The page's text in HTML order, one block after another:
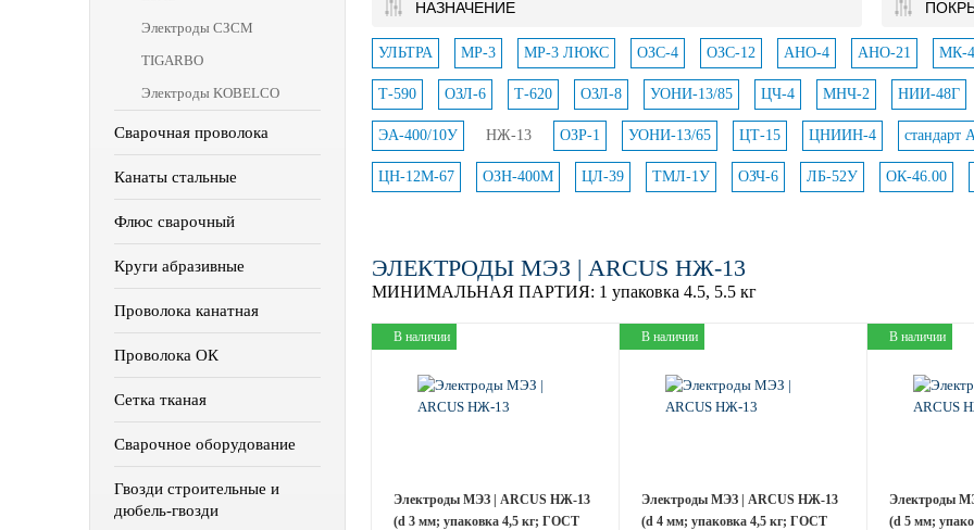
Электроды СЗСМ
TIGARBO
Электроды KOBELCO
Сварочная проволока
Канаты стальные
Флюс сварочный
Круги абразивные
Проволока канатная
Проволока ОК
Сетка тканая
Сварочное оборудование
Гвозди строительные и
дюбель-гвозди
НАЗНАЧЕНИЕ
УЛЬТРА МР-3 МР-3 ЛЮКС ОЗС-4 ОЗС-12 АНО-4 АНО-21 МК-
Т-590 ОЗЛ-6 Т-620 ОЗЛ-8 УОНИ-13/85 ЦЧ-4 МНЧ-2 НИИ-48Г
ЭА-400/10У НЖ-13 ОЗР-1 УОНИ-13/65 ЦТ-15 ЦНИИН-4 стандарт
ЦН-12М-67 ОЗН-400М ЦЛ-39 ТМЛ-1У ОЗЧ-6 ЛБ-52У ОК-46.00
ЭЛЕКТРОДЫ МЭЗ | ARCUS НЖ-13
МИНИМАЛЬНАЯ ПАРТИЯ: 1 упаковка 4.5, 5.5 кг
В наличии
Электроды МЭЗ | ARCUS НЖ-13
(d 3 мм; упаковка 4,5 кг; ГОСТ
В наличии
Электроды МЭЗ | ARCUS НЖ-13
(d 4 мм; упаковка 4,5 кг; ГОСТ
В наличии
Электроды
(d 5 мм;